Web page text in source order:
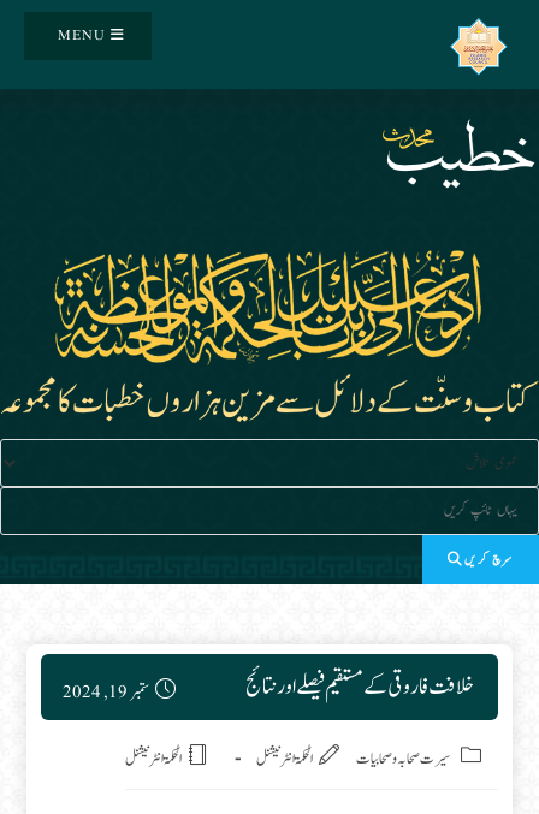
MENU
سرچ کریں
خلافت فاروقی کے مستقیم فیصلے اور نتائج Post published:
ستمبر 19, 2024
Post category:
سیرت صحابہ وصحابیات الحکمۃ انٹرنیشنل الحکمۃ انٹرنیشنل